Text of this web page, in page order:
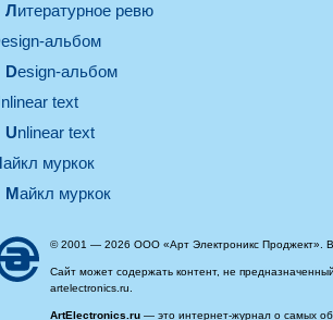
литературное ревю
design-альбом
design-альбом
unlinear text
Unlinear text
майкл муркок
майкл муркок
© 2001 — 2026 ООО «Арт Электроникс Проджект».
Сайт может содержать контент, не
artelectronics.ru.
ArtElectronics.ru — это интернет-журнал о самых